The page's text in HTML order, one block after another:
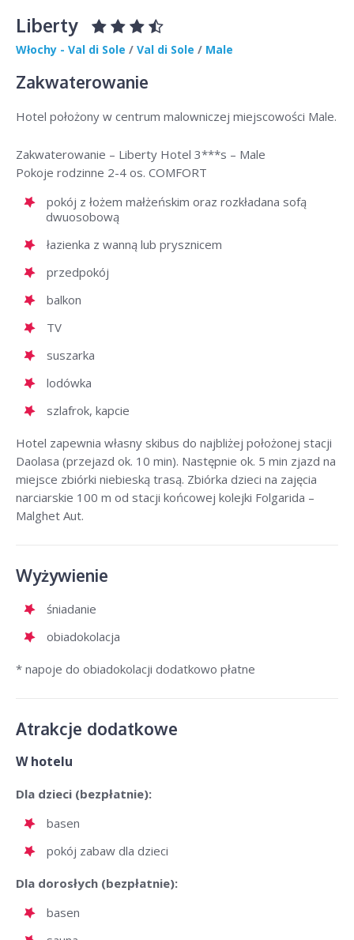
Liberty
Włochy - Val di Sole / Val di Sole / Male
Zakwaterowanie
Hotel położony w centrum malowniczej miejscowości Male.
Zakwaterowanie – Liberty Hotel 3***s – Male
Pokoje rodzinne 2-4 os. COMFORT
pokój z łożem małżeńskim oraz rozkładana sofą
dwuosobową
łazienka z wanną lub prysznicem
przedpokój
balkon
TV
suszarka
lodówka
szlafrok, kapcie
Hotel zapewnia własny skibus do najbliżej położonej stacji
Daolasa (przejazd ok. 10 min). Następnie ok. 5 min zjazd na
miejsce zbiórki niebieską trasą. Zbiórka dzieci na zajęcia
narciarskie 100 m od stacji końcowej kolejki Folgarida –
Malghet Aut.
Wyżywienie
śniadanie
obiadokolacja
* napoje do obiadokolacji dodatkowo płatne
Atrakcje dodatkowe
W hotelu
Dla dzieci (bezpłatnie):
basen
pokój zabaw dla dzieci
Dla dorosłych (bezpłatnie):
basen